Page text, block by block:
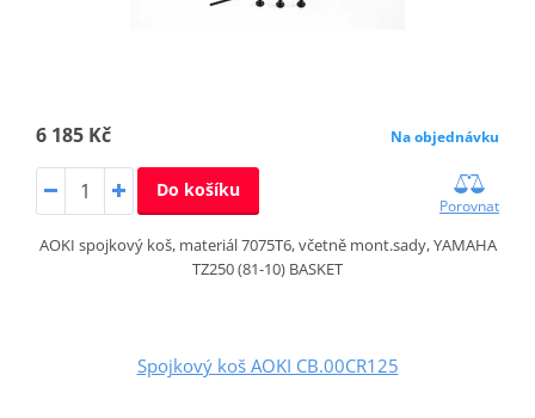
6 185 Kč Na objednávku
Do košíku
Porovnat
AOKI spojkový koš, materiál 7075T6, včetně mont.sady, YAMAHA
TZ250 (81-10) BASKET
Spojkový koš AOKI CB.00CR125